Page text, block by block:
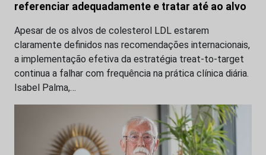
referenciar adequadamente e tratar até ao alvo
Apesar de os alvos de colesterol LDL estarem
claramente definidos nas recomendações internacionais,
a implementação efetiva da estratégia treat-to-target
continua a falhar com frequência na prática clínica diária.
Isabel Palma,…